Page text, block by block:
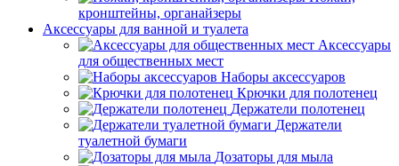
кронштейны, органайзеры
Аксессуары для ванной и туалета
Аксессуары
для общественных мест
Наборы аксессуаров
Крючки для полотенец
Держатели полотенец
Держатели
туалетной бумаги
Дозаторы для мыла